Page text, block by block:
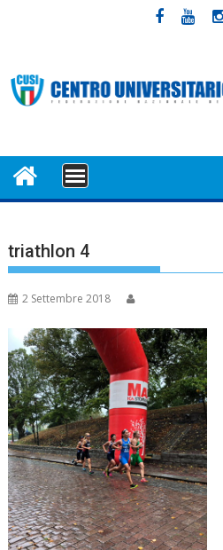
MENU
triathlon 4
2 Settembre 2018